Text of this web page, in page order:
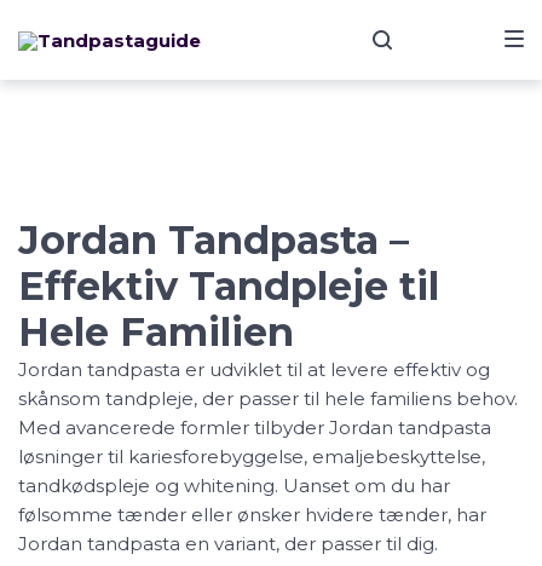
to
to
to
Jordan Tandpasta –
Effektiv Tandpleje til
Hele Familien
Jordan tandpasta er udviklet til at levere effektiv og
skånsom tandpleje, der passer til hele familiens behov.
Med avancerede formler tilbyder Jordan tandpasta
løsninger til kariesforebyggelse, emaljebeskyttelse,
tandkødspleje og whitening. Uanset om du har
følsomme tænder eller ønsker hvidere tænder, har
Jordan tandpasta en variant, der passer til dig.